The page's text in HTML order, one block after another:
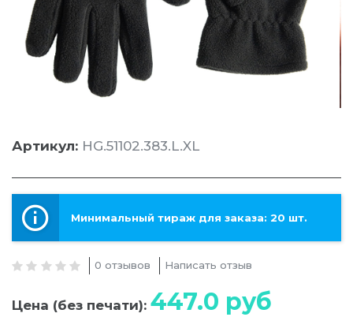
Артикул: HG.51102.383.L.XL
Минимальный тираж для заказа: 20 шт.
0 отзывов Написать отзыв
Цена (без печати): 447.0 руб